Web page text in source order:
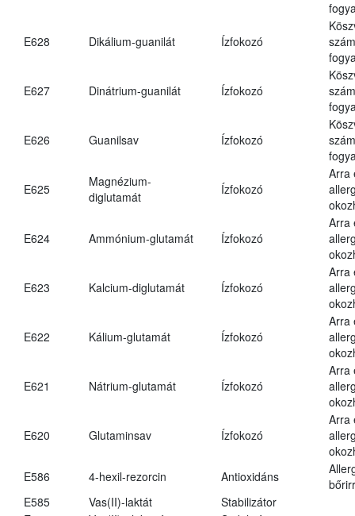
E628 Dikálium-guanilát Ízfokozó
E627 Dinátrium-guanilát Ízfokozó
E626 Guanilsav Ízfokozó
E625
Magnézium-
diglutamát
Ízfokozó
Arra
E624 Ammónium-glutamát Ízfokozó
Arra
E623 Kalcium-diglutamát Ízfokozó
Arra
E622 Kálium-glutamát Ízfokozó
Arra
E621 Nátrium-glutamát Ízfokozó
Arra
E620 Glutaminsav Ízfokozó
Arra
E586
4-hexil-rezorcin Antioxidáns
E585
Vas(II)-laktát
Stabilizátor